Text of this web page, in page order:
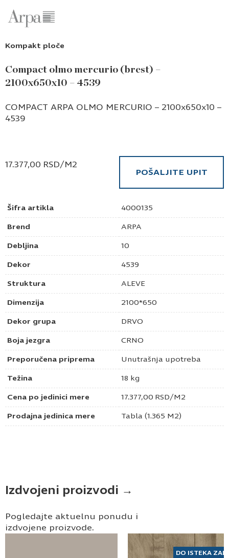
Kompakt ploče
Compact olmo mercurio (brest) –
2100x650x10 – 4539
Šifra artikla 4000135
Brend ARPA
Debljina 10
Dekor 4539
Struktura ALEVE
Dimenzija 2100*650
Dekor grupa DRVO
Boja jezgra CRNO
Preporučena priprema Unutrašnja upotreba
Težina 18 kg
Cena po jedinici mere 17.377,00 RSD/M2
Prodajna jedinica mere Tabla (1.365 M2)
COMPACT ARPA OLMO MERCURIO – 2100x650x10 –
4539
17.377,00 RSD/M2
POŠALJITE UPIT
Ime i prezime
Kontakt e-pošta
Izdvojeni proizvodi →
Pogledajte aktuelnu ponudu i
izdvojene proizvode.
DO ISTEKA